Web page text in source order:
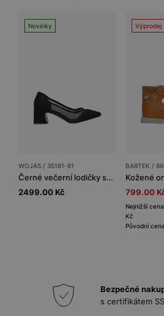
Novinky
WOJAS / 35181-81
Černé večerní lodičky se síťovinou
2499.00 Kč
Výprodej
BARTEK /
799.00
Nejnižší
Kč
Původní
Bezpečné
s certifikátem